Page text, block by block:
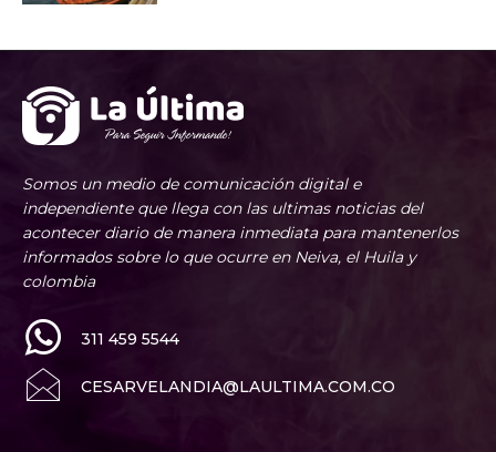
Somos un medio de comunicación digital e
independiente que llega con las ultimas noticias del
acontecer diario de manera inmediata para mantenerlos
informados sobre lo que ocurre en Neiva, el Huila y
colombia
311 459 5544
CESARVELANDIA@LAULTIMA.COM.CO